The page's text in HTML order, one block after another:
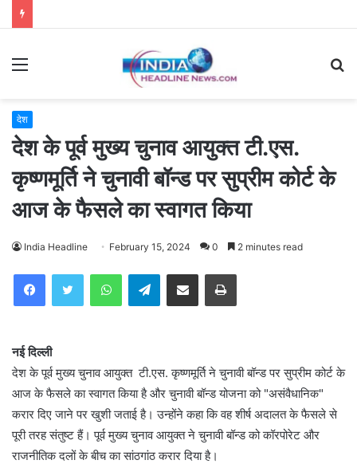
Menu
देश
देश के पूर्व मुख्य चुनाव आयुक्त टी.एस.
कृष्णमूर्ति ने चुनावी बॉन्ड पर सुप्रीम कोर्ट के
आज के फैसले का स्वागत किया
India Headline February 15, 2024 0 2 minutes read
WhatsAppTelegramShare via Email Print
नई दिल्ली
देश के पूर्व मुख्य चुनाव आयुक्त टी.एस. कृष्णमूर्ति ने चुनावी बॉन्ड पर सुप्रीम कोर्ट के
आज के फैसले का स्वागत किया है और चुनावी बॉन्ड योजना को "असंवैधानिक"
करार दिए जाने पर खुशी जताई है। उन्होंने कहा कि वह शीर्ष अदालत के फैसले से
पूरी तरह संतुष्ट हैं। पूर्व मुख्य चुनाव आयुक्त ने चुनावी बॉन्ड को कॉरपोरेट और
राजनीतिक दलों के बीच का सांठगांठ करार दिया है।